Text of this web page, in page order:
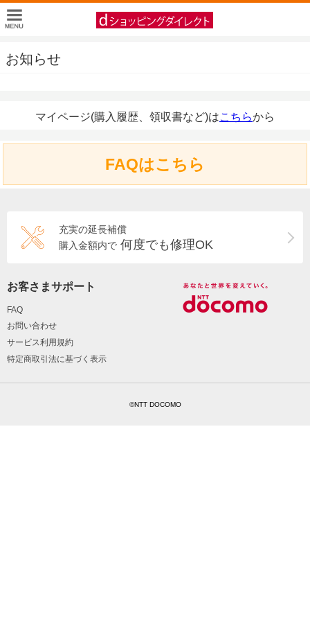
お知らせ
マイページ(購入履歴、領収書など)はこちらから
FAQはこちら
充実の延長補償
購入金額内で 何度でも修理OK
お客さまサポート
FAQ
お問い合わせ
サービス利用規約
特定商取引法に基づく表示
©NTT DOCOMO